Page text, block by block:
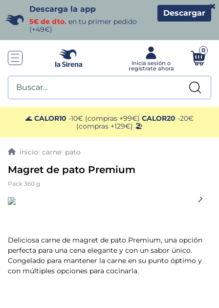
Descarga la app
5€ de dto. en tu primer pedido
(+49€)
Descargar
×
0
Buscar...
🌊 CALOR10 -10€ (compras +99€) CALOR20 -20€
(compras +129€) 🏖️
carne pato
Magret de pato Premium
Pack 360 g
Deliciosa carne de magret de pato Premium, una opción
perfecta para una cena elegante y con un sabor único.
Congelado para mantener la carne en su punto óptimo y
con múltiples opciones para cocinarla.
TÉRMINOS MÁS BUSCADOS
1. helados sirena
3. patatas
verduras
6. croquetas